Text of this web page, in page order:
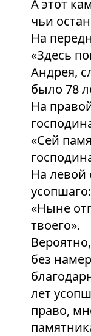
А этот
чьи
На
«Здесь
Андрея,
было 78
На
«Сей
На левой
усопшаго:
«Ныне
твоего».
без
лет
право,